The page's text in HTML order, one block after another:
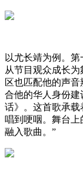
以尤长靖为例。
从节目观众成长
区也匹配他的声
合他的华人身份
话》。这首歌承载
唱到哽咽。舞台
融入歌曲。”